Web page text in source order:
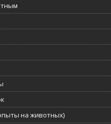
на животных)